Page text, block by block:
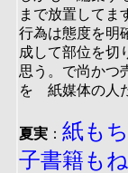
まで放置して
行為は態度を
成して部位を切
思う。で尚かつ
を 紙媒体の人
夏実 ： 紙も
子書籍もね